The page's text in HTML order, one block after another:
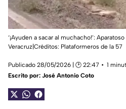
‘¡Ayuden a sacar al muchacho!’:
Veracruz|Créditos: Plataformeros de la 57
Publicado 28/05/2026 | 🕑 22:47
1
Escrito por: José Antonio Coto